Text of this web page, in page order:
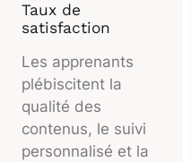
Taux de
satisfaction
Les apprenants
plébiscitent la
qualité des
contenus, le suivi
personnalisé et la